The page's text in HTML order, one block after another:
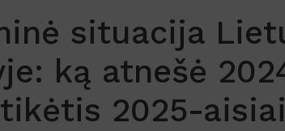
situacija
ką atnešė
2025-